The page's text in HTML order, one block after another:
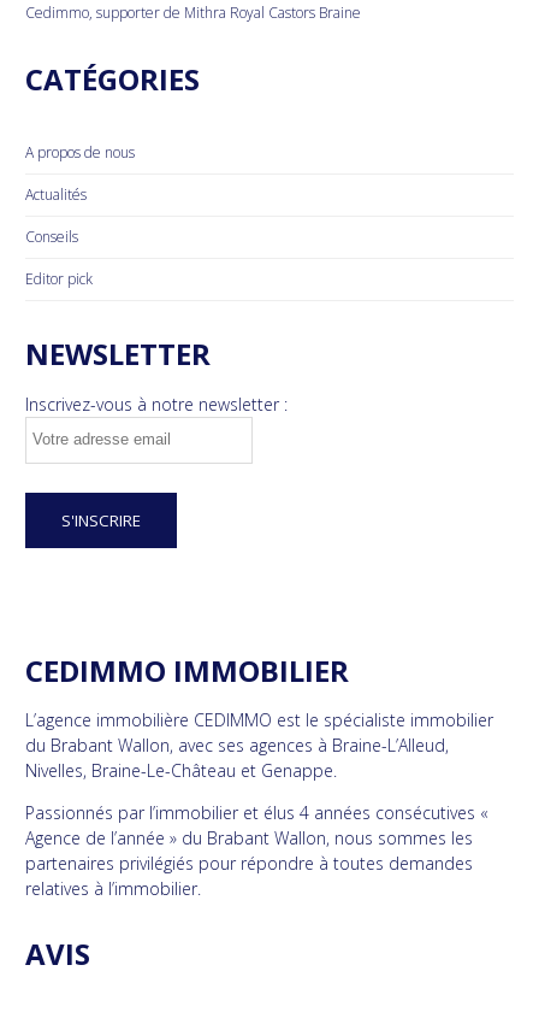
Cedimmo, supporter de Mithra Royal Castors Braine
CATÉGORIES
A propos de nous
Actualités
Conseils
Editor pick
NEWSLETTER
Inscrivez-vous à notre newsletter :
CEDIMMO IMMOBILIER
L’agence immobilière CEDIMMO est le spécialiste immobilier
du Brabant Wallon, avec ses agences à Braine-L’Alleud,
Nivelles, Braine-Le-Château et Genappe.
Passionnés par l’immobilier et élus 4 années consécutives «
Agence de l’année » du Brabant Wallon, nous sommes les
partenaires privilégiés pour répondre à toutes demandes
relatives à l’immobilier.
AVIS